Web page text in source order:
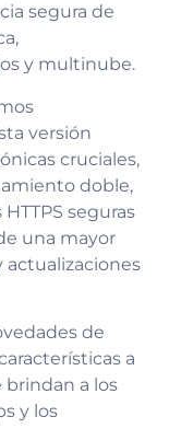
segura de
y multinube.
versión
cruciales,
doble,
seguras
una mayor
de
a
brindan a los
y los